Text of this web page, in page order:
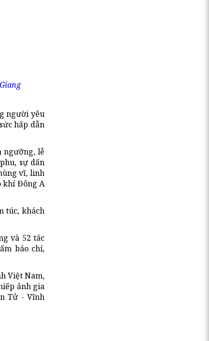
người yêu
hấp dẫn
ngưỡng, lễ
sự dấn
vĩ, linh
khí Đông A
túc, khách
và 52 tác
báo chí,
Việt Nam,
ảnh gia
Tử - Vĩnh